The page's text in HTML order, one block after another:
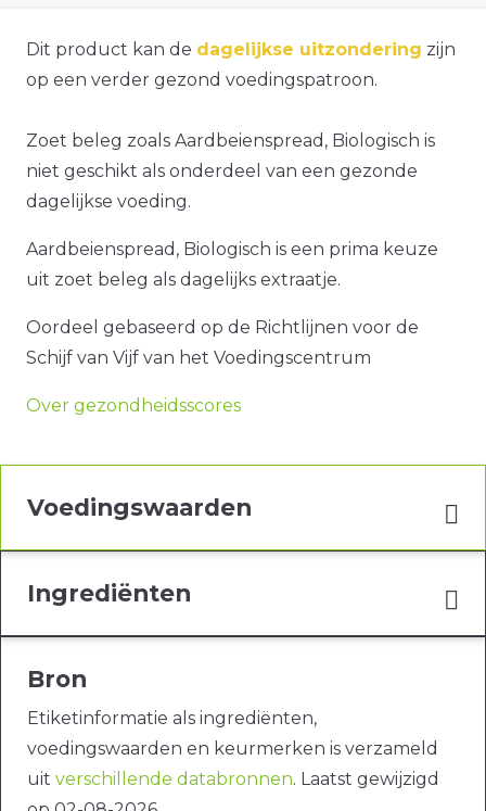
Dit product kan de dagelijkse uitzondering zijn
op een verder gezond voedingspatroon.
Zoet beleg zoals Aardbeienspread, Biologisch is
niet geschikt als onderdeel van een gezonde
dagelijkse voeding.
Aardbeienspread, Biologisch is een prima keuze
uit zoet beleg als dagelijks extraatje.
Oordeel gebaseerd op de Richtlijnen voor de
Schijf van Vijf van het Voedingscentrum
Over gezondheidsscores
Voedingswaarden
Ingrediënten
Bron
Etiketinformatie als ingrediënten,
voedingswaarden en keurmerken is verzameld
uit verschillende databronnen. Laatst gewijzigd